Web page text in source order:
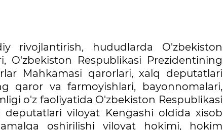
rivojlantirish, hududlarda O'zbekiston
O'zbekiston Respublikasi Prezidentining
Mahkamasi qarorlari, xalq deputatlari
qaror va farmoyishlari, bayonnomalari,
o'z faoliyatida O'zbekiston Respublikasi
deputatlari viloyat Kengashi oldida xisob
oshirilishi viloyat hokimi, hokim